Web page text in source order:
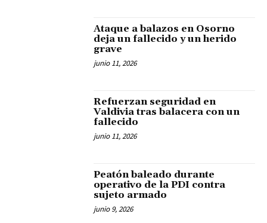
Ataque a balazos en Osorno
deja un fallecido y un herido
grave
junio 11, 2026
Refuerzan seguridad en
Valdivia tras balacera con un
fallecido
junio 11, 2026
Peatón baleado durante
operativo de la PDI contra
sujeto armado
junio 9, 2026